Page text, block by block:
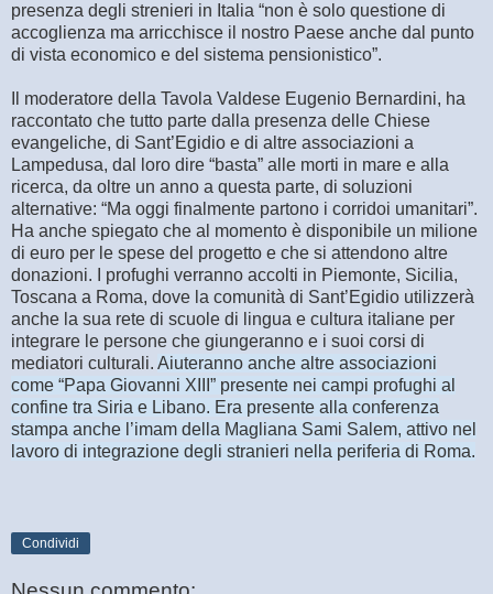
presenza degli strenieri in Italia “non è solo questione di
accoglienza ma arricchisce il nostro Paese anche dal punto
di vista economico e del sistema pensionistico”.
Il moderatore della Tavola Valdese Eugenio Bernardini, ha
raccontato che tutto parte dalla presenza delle Chiese
evangeliche, di Sant’Egidio e di altre associazioni a
Lampedusa, dal loro dire “basta” alle morti in mare e alla
ricerca, da oltre un anno a questa parte, di soluzioni
alternative: “Ma oggi finalmente partono i corridoi umanitari”.
Ha anche spiegato che al momento è disponibile un milione
di euro per le spese del progetto e che si attendono altre
donazioni. I profughi verranno accolti in Piemonte, Sicilia,
Toscana a Roma, dove la comunità di Sant’Egidio utilizzerà
anche la sua rete di scuole di lingua e cultura italiane per
integrare le persone che giungeranno e i suoi corsi di
mediatori culturali. Aiuteranno anche altre associazioni
come “Papa Giovanni XIII” presente nei campi profughi al
confine tra Siria e Libano. Era presente alla conferenza
stampa anche l’imam della Magliana Sami Salem, attivo nel
lavoro di integrazione degli stranieri nella periferia di Roma.
Condividi